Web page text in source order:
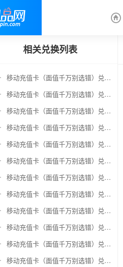

相关兑换列表
移动充值卡（面值千万别选错）兑换京东E卡
移动充值卡（面值千万别选错）兑换中石化加油卡
移动充值卡（面值千万别选错）兑换联通充值卡（面值千万别选错）
移动充值卡（面值千万别选错）兑换电信充值卡（面值千万别选错）
移动充值卡（面值千万别选错）兑换京东钢镚
移动充值卡（面值千万别选错）兑换中石化加油卡无卡号（面值千万别选错）
移动充值卡（面值千万别选错）兑换中石油全国充值卡
移动充值卡（面值千万别选错）兑换京东领货码
移动充值卡（面值千万别选错）兑换京东超市卡
移动充值卡（面值千万别选错）兑换苏宁易购礼品卡
移动充值卡（面值千万别选错）兑换骏网一卡通
移动充值卡（面值千万别选错）兑换骏网乐充